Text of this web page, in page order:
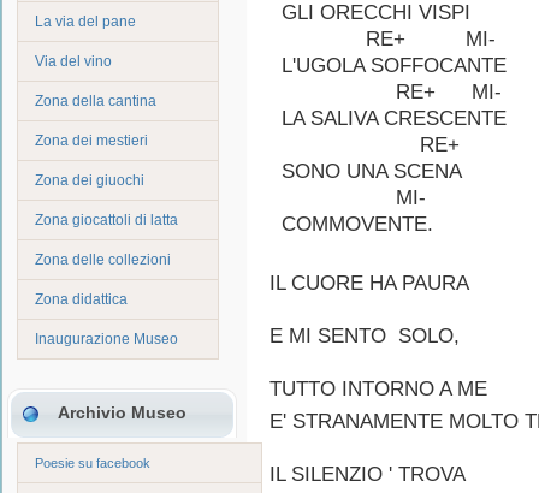
La via del pane
Via del vino
Zona della cantina
Zona dei mestieri
Zona dei giuochi
Zona giocattoli di latta
Zona delle collezioni
Zona didattica
Inaugurazione Museo
Archivio Museo
Poesie su facebook
GLI ORECCHI VISPI
RE+ MI-
L'UGOLA SOFFOCANTE
RE+ MI-
LA SALIVA CRESCENTE
RE+
SONO UNA SCENA
MI-
COMMOVENTE.
IL CUORE HA PAURA
E MI SENTO SOLO,
TUTTO INTORNO A ME
E' STRANAMENTE MOLTO
IL SILENZIO ' TROVA